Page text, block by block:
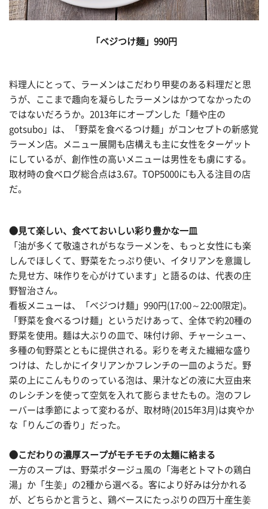
「ベジつけ麺」990円
料理人にとって、ラーメンはこだわり甲斐のある料理だと思
うが、ここまで趣向を凝らしたラーメンはかつてなかったの
ではないだろうか。2013年にオープンした「麺や庄の
gotsubo」は、「野菜を食べるつけ麺」がコンセプトの新感覚
ラーメン店。メニュー展開も店構えも主に女性をターゲット
にしているが、創作性の高いメニューは男性をも虜にする。
取材時の食べログ総合点は3.67。TOP5000にも入る注目の店
だ。
●見て楽しい、食べておいしい彩り豊かな一皿
「油が多くて敬遠されがちなラーメンを、もっと女性にも楽
しんでほしくて、野菜をたっぷり使い、イタリアンを意識し
た見せ方、味作りを心がけています」と語るのは、代表の庄
野智治さん。
看板メニューは、「ベジつけ麺」990円(17:00～22:00限定)。
「野菜を食べるつけ麺」というだけあって、全体で約20種の
野菜を使用。麺は大ぶりの皿で、味付け卵、チャーシュー、
多種の旬野菜とともに提供される。彩りを考えた繊細な盛り
つけは、たしかにイタリアンかフレンチの一皿のようだ。野
菜の上にこんもりのっている泡は、果汁などの液に大豆由来
のレシチンを使って空気を入れて膨らませたもの。泡のフレ
ーバーは季節によって変わるが、取材時(2015年3月)は爽やか
な「りんごの香り」だった。
●こだわりの濃厚スープがモチモチの太麺に絡まる
一方のスープは、野菜ポタージュ風の「海老とトマトの鶏白
湯」か「生姜」の2種から選べる。客により好みは分かれる
が、どちらかと言うと、鶏ベースにたっぷりの四万十産生姜